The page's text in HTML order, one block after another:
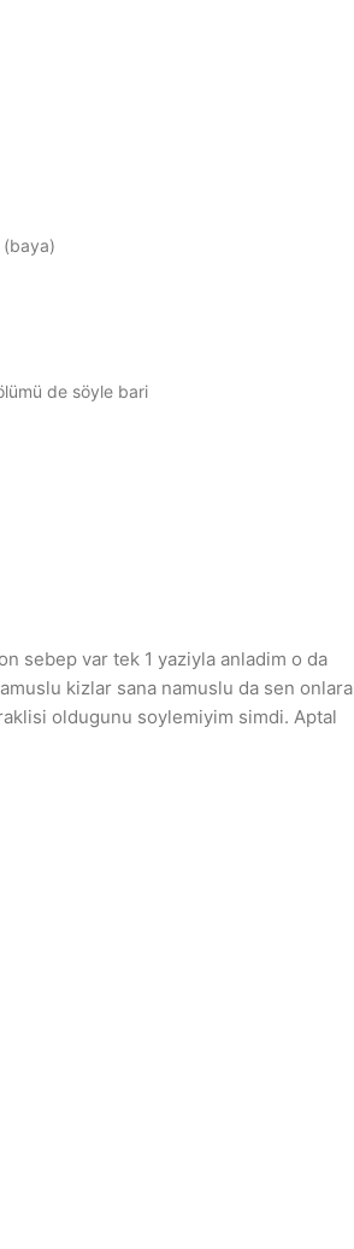
(baya)
de söyle bari
sebep var tek 1 yaziyla anladim o da
kizlar sana namuslu da sen onlara
oldugunu soylemiyim simdi. Aptal